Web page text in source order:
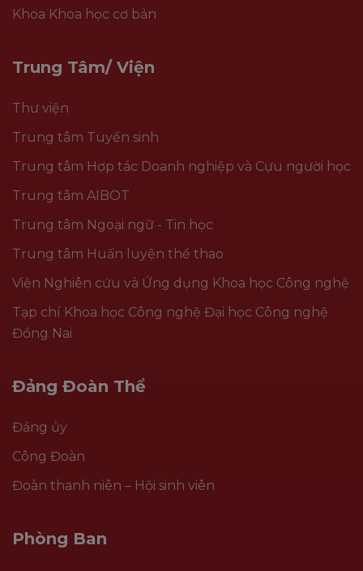
Khoa Khoa học cơ bản
Trung Tâm/ Viện
Thư viện
Trung tâm Tuyển sinh
Trung tâm Hợp tác Doanh nghiệp và Cựu người học
Trung tâm AIBOT
Trung tâm Ngoại ngữ - Tin học
Trung tâm Huấn luyện thể thao
Viện Nghiên cứu và Ứng dụng Khoa học Công nghệ
Tạp chí Khoa học Công nghệ Đại học Công nghệ
Đồng Nai
Đảng Đoàn Thể
Đảng ủy
Công Đoàn
Đoàn thanh niên – Hội sinh viên
Phòng Ban